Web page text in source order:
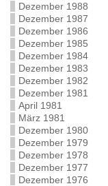
Dezember 1988
Dezember 1987
Dezember 1986
Dezember 1985
Dezember 1984
Dezember 1983
Dezember 1982
Dezember 1981
April 1981
März 1981
Dezember 1980
Dezember 1979
Dezember 1978
Dezember 1977
Dezember 1976